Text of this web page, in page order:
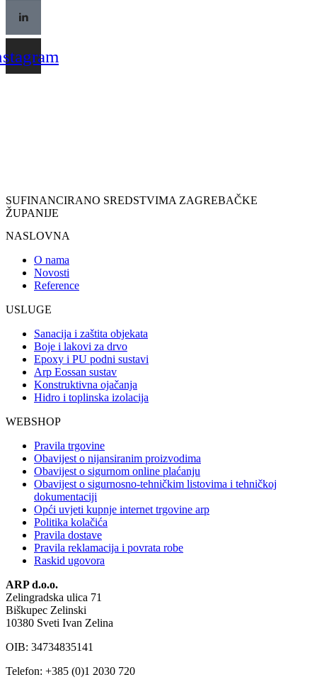
SUFINANCIRANO SREDSTVIMA ZAGREBAČKE
ŽUPANIJE
NASLOVNA
O nama
Novosti
Reference
USLUGE
Sanacija i zaštita objekata
Boje i lakovi za drvo
Epoxy i PU podni sustavi
Arp Eossan sustav
Konstruktivna ojačanja
Hidro i toplinska izolacija
WEBSHOP
Pravila trgovine
Obavijest o nijansiranim proizvodima
Obavijest o sigurnom online plaćanju
Obavijest o sigurnosno-tehničkim listovima i tehničkoj
dokumentaciji
Opći uvjeti kupnje internet trgovine arp
Politika kolačića
Pravila dostave
Pravila reklamacija i povrata robe
Raskid ugovora
ARP d.o.o.
Zelingradska ulica 71
Biškupec Zelinski
10380 Sveti Ivan Zelina
OIB: 34734835141
Telefon: +385 (0)1 2030 720